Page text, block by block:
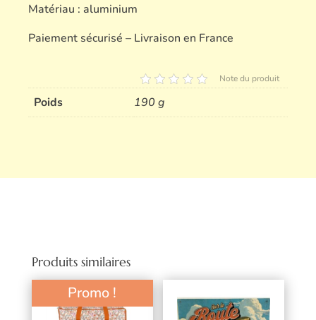
Matériau : aluminium
Paiement sécurisé – Livraison en France
Note du produit
Poids 190 g
Produits similaires
Promo !